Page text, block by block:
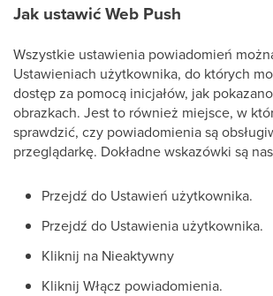
Jak ustawić Web Push
Wszystkie ustawienia powiadomień
Ustawieniach użytkownika, do których
dostęp za pomocą inicjałów, jak
obrazkach. Jest to również miejsce, w
sprawdzić, czy powiadomienia są
przeglądarkę. Dokładne wskazówki są
Przejdź do Ustawień użytkownika.
Przejdź do Ustawienia użytkownika.
Kliknij na Nieaktywny
Kliknij Włącz powiadomienia.